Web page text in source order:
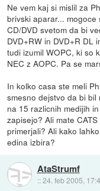
Ne vem kaj si mislil za
brivski aparar...
CD/DVD svetom da bi
DVD+RW in DVD+R DL
tudi izumil WOPC, ki so
NEC z AOPC. Pa se
In kolko casa ste meli
smesno dejstvo da bi
na 15 razlicnih medijih
zapisejo? Ali mate
primerjali? Ali kako
edina izbira?
AtaStrumf
::24. feb 2005,